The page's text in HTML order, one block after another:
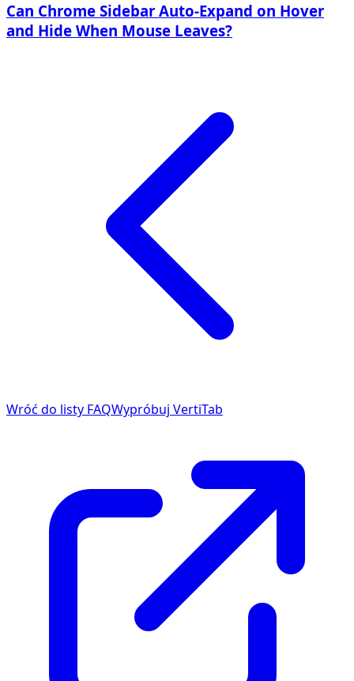
Can Chrome Sidebar Auto-Expand on Hover
and Hide When Mouse Leaves?
Wróć do listy FAQWypróbuj VertiTab